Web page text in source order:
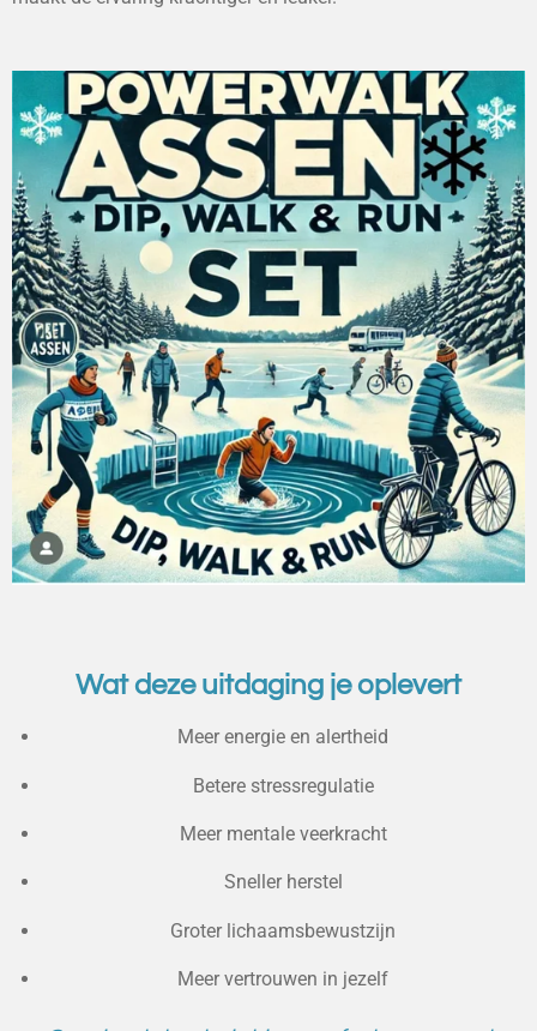
Wat deze uitdaging je oplevert
Meer energie en alertheid
Betere stressregulatie
Meer mentale veerkracht
Sneller herstel
Groter lichaamsbewustzijn
Meer vertrouwen in jezelf